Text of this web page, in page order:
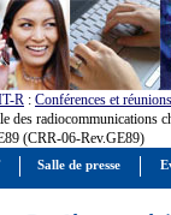
R : Conférences et réunions
des radiocommunications
(CRR-06-Rev.GE89)
Salle de presse